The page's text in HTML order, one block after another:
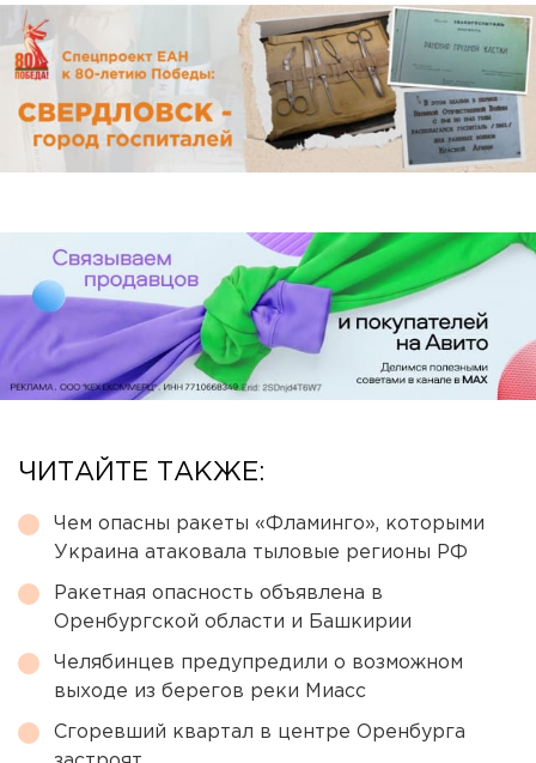
ЧИТАЙТЕ ТАКЖЕ:
Чем опасны ракеты «Фламинго», которыми
Украина атаковала тыловые регионы РФ
Ракетная опасность объявлена в
Оренбургской области и Башкирии
Челябинцев предупредили о возможном
выходе из берегов реки Миасс
Сгоревший квартал в центре Оренбурга